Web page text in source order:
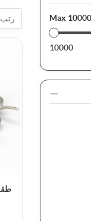
10000
10000
رتب